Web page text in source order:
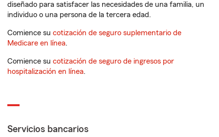
diseñado para satisfacer las necesidades de una familia, un
individuo o una persona de la tercera edad.
Comience su cotización de seguro suplementario de
Medicare en línea.
Comience su cotización de seguro de ingresos por
hospitalización en línea.
Servicios bancarios